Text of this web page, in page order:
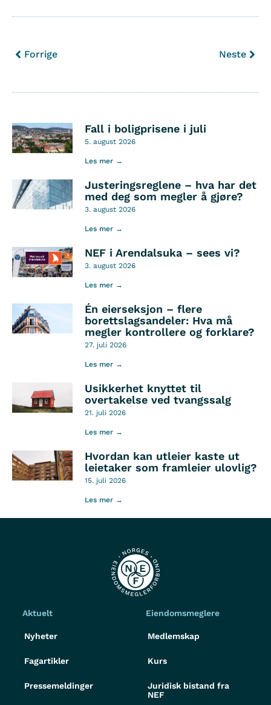
Forrige Neste
Fall i boligprisene i juli
5. august 2026
Les mer →
Justeringsreglene – hva har det
med deg som megler å gjøre?
3. august 2026
Les mer →
NEF i Arendalsuka – sees vi?
3. august 2026
Les mer →
Én eierseksjon – flere
borettslagsandeler: Hva må
megler kontrollere og forklare?
27. juli 2026
Les mer →
Usikkerhet knyttet til
overtakelse ved tvangssalg
21. juli 2026
Les mer →
Hvordan kan utleier kaste ut
leietaker som framleier ulovlig?
15. juli 2026
Les mer →
Aktuelt
Nyheter
Fagartikler
Pressemeldinger
Eiendomsmeglere
Medlemskap
Kurs
Juridisk bistand fra
NEF